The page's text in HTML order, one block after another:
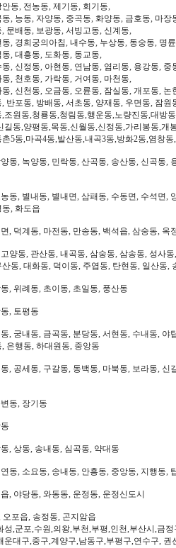
동, 전농동, 제기동, 회기동,
, 능동, 자양동, 중곡동, 화양동, 금호동, 마
문배동, 보광동, 서빙고동, 신계동,
, 경희궁의아침, 내수동, 누상동, 동숭동, 명
, 대흥동, 도화동, 동교동,
, 신정동, 아현동, 연남동, 염리동, 용강동,
, 천호동, 가락동, 거여동, 마천동,
, 신천동, 오금동, 오륜동, 잠실동, 개포동,
반포동, 방배동, 서초동, 양재동, 우면동, 잠원
조원동,청룡동,청림동,행운동,노량진동,대방
동,양평동,목동,신월동,신정동,가리봉동,개
5동,마곡4동,발산동,내곡3동,방화2동,염창동
동, 녹양동, 민락동, 산곡동, 송산동, 신곡동,
동, 별내동, 별내면, 삼패동, 수동면, 수석면,
, 화도읍
, 덕계동, 마전동, 만송동, 백석읍, 삼숭동, 옥
양동, 관산동, 내곡동, 삼숭동, 삼송동, 성사
동, 대화동, 덕이동, 주엽동, 탄현동, 일산동,
, 위례동, 초이동, 초일동, 풍산동
, 토평동
, 궁내동, 금곡동, 분당동, 서현동, 수내동,
은행동, 하대원동, 중앙동
, 공세동, 구갈동, 동백동, 마북동, 보라동,
동, 장기동
, 상동, 송내동, 심곡동, 약대동
동, 소요동, 송내동, 안흥동, 중앙동, 지행동,
, 야당동, 와동동, 운정동, 운정신도시
포읍, 송정동, 곤지암읍
,군포,수원,의왕,부천,부평,인천,부산시,금
대구,중구,계양구,남동구,부평구,연수구,